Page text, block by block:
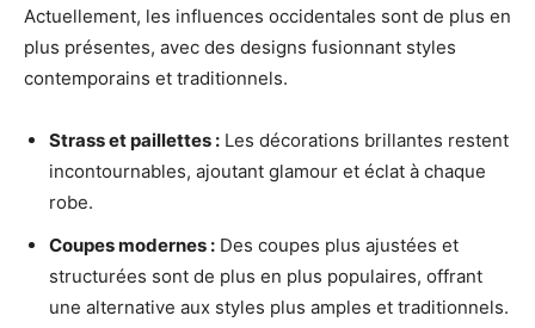
Actuellement, les influences occidentales sont de plus en
plus présentes, avec des designs fusionnant styles
contemporains et traditionnels.
Strass et paillettes : Les décorations brillantes restent
incontournables, ajoutant glamour et éclat à chaque
robe.
Coupes modernes : Des coupes plus ajustées et
structurées sont de plus en plus populaires, offrant
une alternative aux styles plus amples et traditionnels.